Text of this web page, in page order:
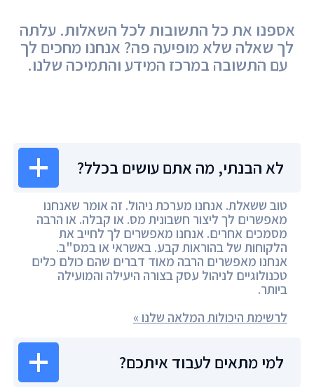
לא הבנתי, מה אתם עושים בכלל?
טוב ששאלת. אנחנו מערכת ניהול. זה אומר שאנחנו
מאפשרים לך ליצור חשבונית מס. או קבלה. או הרבה
מסמכים אחרים. אנחנו מאפשרים לך לחייב את
הלקוחות של בהוראות קבע. באשראי או במס"ב.
אנחנו מאפשרים הרבה מאוד דברים שהם כולם כלים
טכנולוגיים לניהול עסק בצורה היעילה והמועילה
ביותר.
לרשימת היכולות המלאה שלנו »
למי מתאים לעבוד איתכם?
אספנו את כל התשובות לכל השאלות. עלתה
לך שאלה שלא מופיעה פה? אנחנו מחכים לך
עם התשובה במרכז המידע והתמיכה שלנו.